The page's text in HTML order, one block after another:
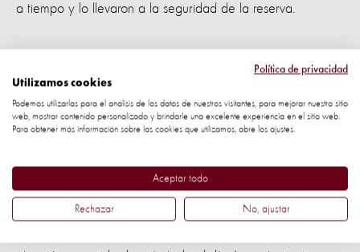
a tiempo y lo llevaron a la seguridad de la reserva.
su estado de salud, que mostraba que tenía problemas
estomacales y que estaba gravemente desnutrido. A pesar
del duro comiezo de su vida, Chaqui parece acostumbrarse
Política de privacidad
Utilizamos cookies
Podemos utilizarlas para el análisis de los datos de nuestros visitantes, para mejorar nuestro sitio
web, mostrar contenido personalizado y brindarle una excelente experiencia en el sitio web.
Para obtener más información sobre las cookies que utilizamos, abre los ajustes.
Aceptar todo
Rechazar No, ajustar